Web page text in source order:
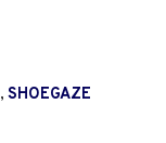
, SHOEGAZE